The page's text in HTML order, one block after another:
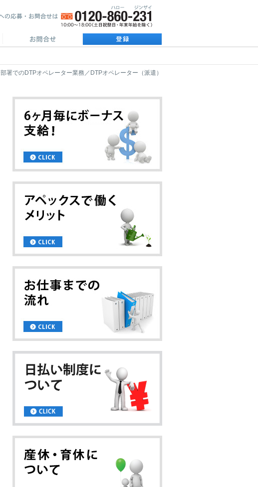
署でのDTPオペレーター業務／DTPオペレーター（派遣）